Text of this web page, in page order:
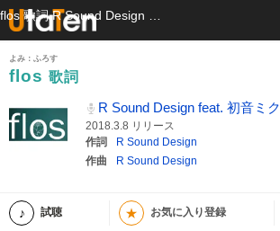
よみ：ふろす
flos 歌詞
R Sound Design feat. 初音ミク
2018.3.8 リリース
作詞
R Sound Design
作曲
R Sound Design
試聴 ★ お気に入り登録